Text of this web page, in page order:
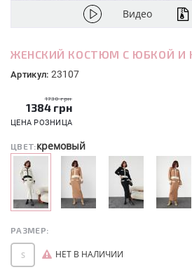
Видео
ЖЕНСКИЙ КОСТЮМ С ЮБКОЙ И
Артикул: 23107
1730 грн
1384 грн
ЦЕНА РОЗНИЦА
ЦВЕТ:кремовый
РАЗМЕР:
S НЕТ В НАЛИЧИИ